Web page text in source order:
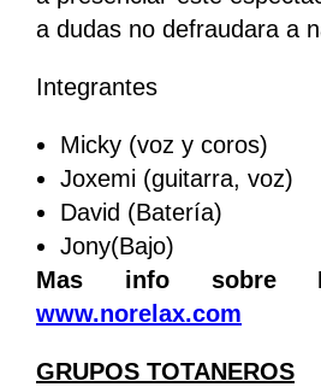
a dudas no defraudara a
Integrantes
Micky (voz y coros)
Joxemi (guitarra, voz)
David (Batería)
Jony(Bajo)
Mas info sobre
www.norelax.com
GRUPOS TOTANEROS